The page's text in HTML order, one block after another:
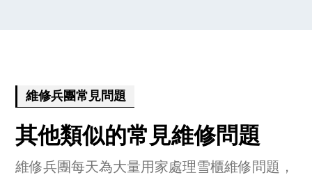
維修兵團常見問題
其他類似的常見維修問題
維修兵團每天為大量用家處理雪櫃維修問題，